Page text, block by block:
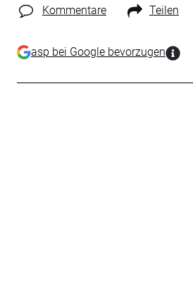
Kommentare Teilen
asp bei Google bevorzugen